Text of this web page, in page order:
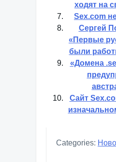
ходят на
Sex.com
Сергей
«Первые
были
«Домена
Сайт
Categories: